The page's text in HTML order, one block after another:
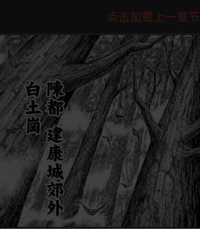
点击加载上一章节